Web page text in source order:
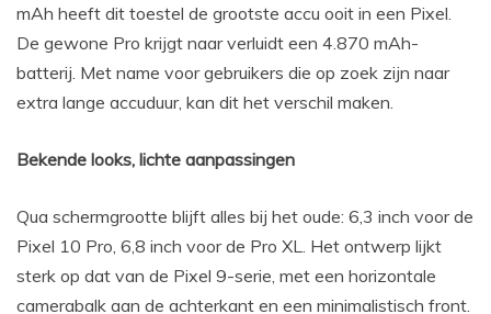
mAh heeft dit toestel de grootste accu ooit in een Pixel.
De gewone Pro krijgt naar verluidt een 4.870 mAh-
batterij. Met name voor gebruikers die op zoek zijn naar
extra lange accuduur, kan dit het verschil maken.
Bekende looks, lichte aanpassingen
Qua schermgrootte blijft alles bij het oude: 6,3 inch voor de
Pixel 10 Pro, 6,8 inch voor de Pro XL. Het ontwerp lijkt
sterk op dat van de Pixel 9-serie, met een horizontale
camerabalk aan de achterkant en een minimalistisch front.